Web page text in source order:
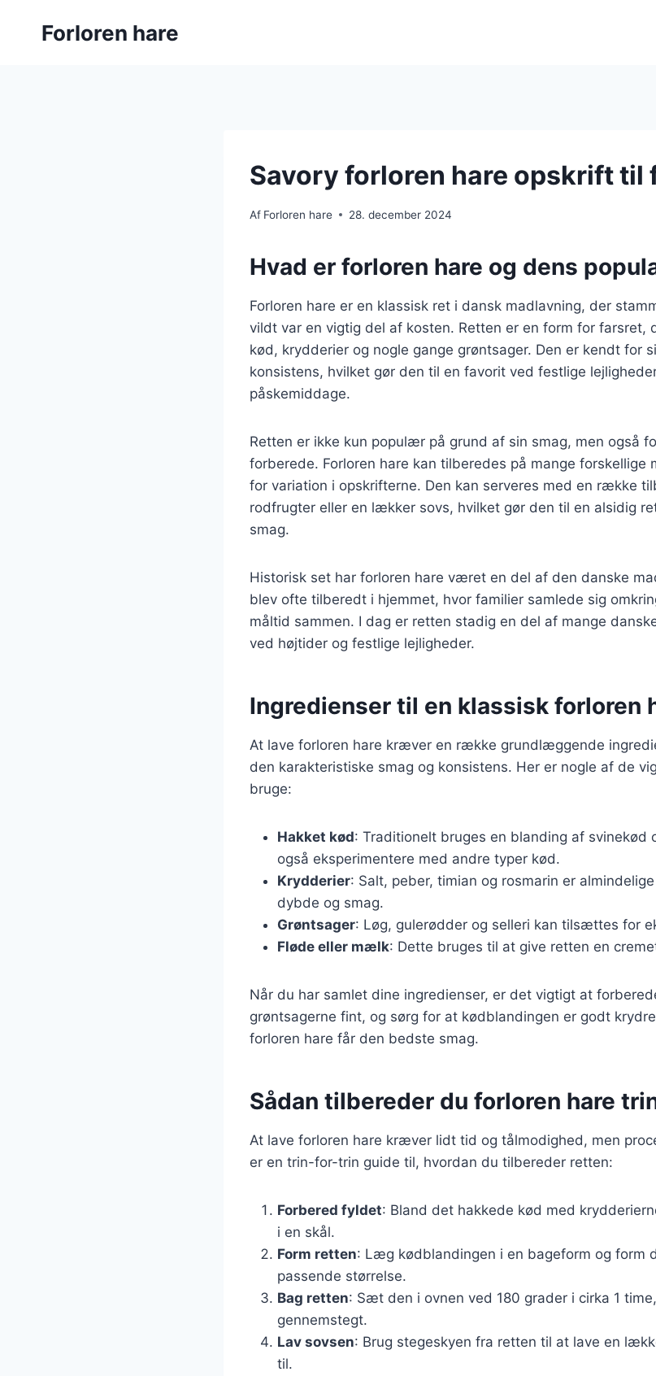
Forloren hare
Savory forloren hare opskrift til
Af Forloren hare 28. december 2024
Hvad er forloren hare og dens
Forloren hare er en klassisk ret i dansk madlavning, der
vildt var en vigtig del af kosten. Retten er en form for farsret,
kød, krydderier og nogle gange grøntsager. Den er kendt for
konsistens, hvilket gør den til en favorit ved festlige
påskemiddage.
Retten er ikke kun populær på grund af sin smag, men også
forberede. Forloren hare kan tilberedes på mange forskellige
for variation i opskrifterne. Den kan serveres med en række
rodfrugter eller en lækker sovs, hvilket gør den til en alsidig
smag.
Historisk set har forloren hare været en del af den danske
blev ofte tilberedt i hjemmet, hvor familier samlede sig
måltid sammen. I dag er retten stadig en del af mange
ved højtider og festlige lejligheder.
Ingredienser til en klassisk forloren
At lave forloren hare kræver en række grundlæggende
den karakteristiske smag og konsistens. Her er nogle af de
bruge:
Hakket kød: Traditionelt bruges en blanding af svinekød
også eksperimentere med andre typer kød.
Krydderier: Salt, peber, timian og rosmarin er
dybde og smag.
Grøntsager: Løg, gulerødder og selleri kan tilsættes for
Fløde eller mælk: Dette bruges til at give retten en
Når du har samlet dine ingredienser, er det vigtigt at
grøntsagerne fint, og sørg for at kødblandingen er godt
forloren hare får den bedste smag.
Sådan tilbereder du forloren hare
At lave forloren hare kræver lidt tid og tålmodighed, men
er en trin-for-trin guide til, hvordan du tilbereder retten:
Forbered fyldet: Bland det hakkede kød med
i en skål.
Form retten: Læg kødblandingen i en bageform og form
passende størrelse.
Bag retten: Sæt den i ovnen ved 180 grader i cirka 1
gennemstegt.
Lav sovsen: Brug stegeskyen fra retten til at lave en
til.